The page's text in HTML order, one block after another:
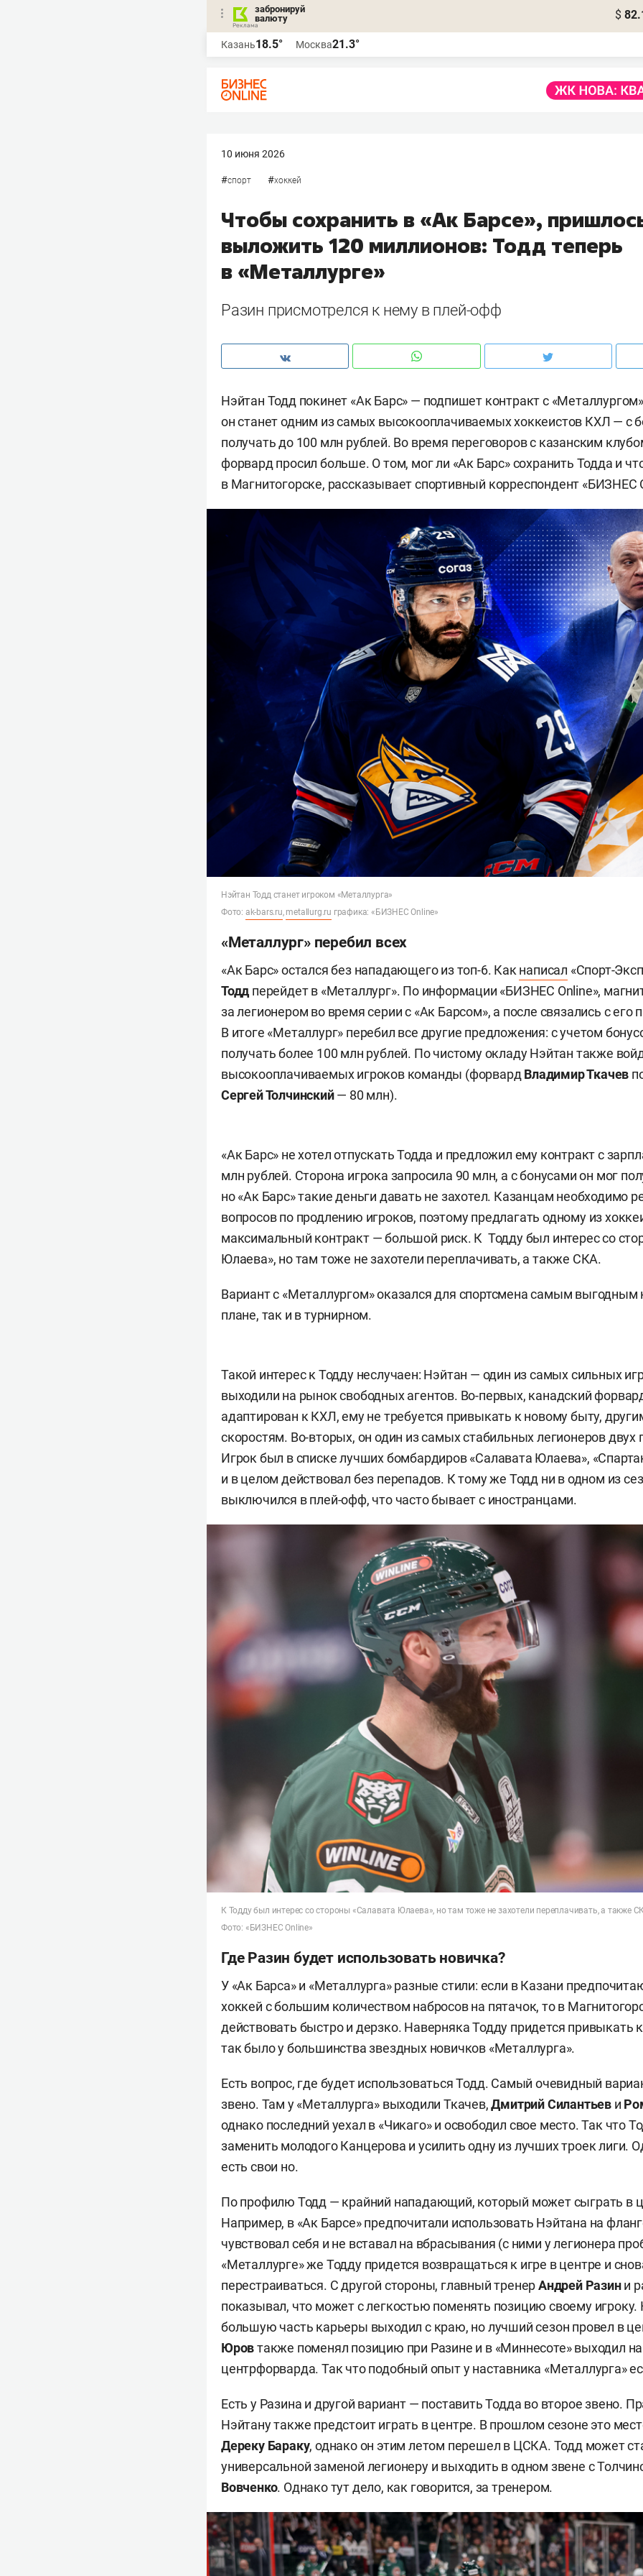
забронируй
валюту
$
Казань18.5° Москва21.3°
10 июня 2026
#спорт #хоккей
Чтобы сохранить в «Ак Барсе»,
выложить 120 миллионов: Тодд теперь
в «Металлурге»
Разин присмотрелся к нему в плей-офф
Нэйтан Тодд покинет «Ак Барс» — подпишет контракт с
он станет одним из самых высокооплачиваемых хоккеистов КХЛ — с
получать до 100 млн рублей. Во время переговоров с казанским
форвард просил больше. О том, мог ли «Ак Барс» сохранить Тодда и
в Магнитогорске, рассказывает спортивный корреспондент «БИЗНЕС
Нэйтан Тодд станет игроком «Металлурга»
Фото: ak-bars.ru, metallurg.ru графика: «БИЗНЕС Online»
«Металлург» перебил всех
«Ак Барс» остался без нападающего из топ-6. Как написал «Спорт-
Тодд перейдет в «Металлург». По информации «БИЗНЕС Online»,
за легионером во время серии с «Ак Барсом», а после связались с его
В итоге «Металлург» перебил все другие предложения: с учетом
получать более 100 млн рублей. По чистому окладу Нэйтан также
высокооплачиваемых игроков команды (форвард Владимир Ткачев
Сергей Толчинский— 80 млн).
«Ак Барс» не хотел отпускать Тодда и предложил ему контракт с
млн рублей. Сторона игрока запросила 90 млн, а с бонусами он мог
но «Ак Барс» такие деньги давать не захотел. Казанцам необходимо
вопросов по продлению игроков, поэтому предлагать одному из
максимальный контракт — большой риск. К Тодду был интерес со
Юлаева», но там тоже не захотели переплачивать, а также СКА.
Вариант с «Металлургом» оказался для спортсмена самым
плане, так и в турнирном.
Такой интерес к Тодду неслучаен: Нэйтан — один из самых сильных
выходили на рынок свободных агентов. Во-первых, канадский
адаптирован к КХЛ, ему не требуется привыкать к новому быту,
скоростям. Во-вторых, он один из самых стабильных легионеров двух
Игрок был в списке лучших бомбардиров «Салавата Юлаева»,
и в целом действовал без перепадов. К тому же Тодд ни в одном из
выключился в плей-офф, что часто бывает с иностранцами.
К Тодду был интерес со стороны «Салавата Юлаева», но там тоже не захотели переплачивать, а также
Фото: «БИЗНЕС Online»
Где Разин будет использовать новичка?
У «Ак Барса» и «Металлурга» разные стили: если в Казани
хоккей с большим количеством набросов на пятачок, то в
действовать быстро и дерзко. Наверняка Тодду придется привыкать
так было у большинства звездных новичков «Металлурга».
Есть вопрос, где будет использоваться Тодд. Самый очевидный
звено. Там у «Металлурга» выходили Ткачев,Дмитрий Силантьев и
однако последний уехал в «Чикаго» и освободил свое место. Так что
заменить молодого Канцерова и усилить одну из лучших троек лиги.
есть свои но.
По профилю Тодд — крайний нападающий, который может сыграть в
Например, в «Ак Барсе» предпочитали использовать Нэйтана на
чувствовал себя и не вставал на вбрасывания (с ними у легионера
«Металлурге» же Тодду придется возвращаться к игре в центре и
перестраиваться. С другой стороны, главный тренерАндрей Разини
показывал, что может с легкостью поменять позицию своему игроку.
большую часть карьеры выходил с краю, но лучший сезон провел в
Юровтакже поменял позицию при Разине и в «Миннесоте» выходил
центрфорварда. Так что подобный опыт у наставника «Металлурга»
Есть у Разина и другой вариант — поставить Тодда во второе звено.
Нэйтану также предстоит играть в центре. В прошлом сезоне это
Дереку Бараку, однако он этим летом перешел в ЦСКА. Тодд может
универсальной заменой легионеру и выходить в одном звене с
Вовченко. Однако тут дело, как говорится, за тренером.